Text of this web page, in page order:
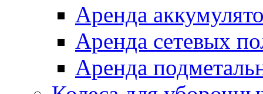
Аренда
Аренда сетевых
Аренда